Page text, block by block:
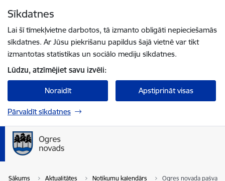
Sīkdatnes
Lai šī tīmekļvietne darbotos, tā izmanto obligāti nepieciešamās
sīkdatnes. Ar Jūsu piekrišanu papildus šajā vietnē var tikt
izmantotas statistikas un sociālo mediju sīkdatnes.
Lūdzu, atzīmējiet savu izvēli:
Noraidīt Apstiprināt visas
Pārvaldīt sīkdatnes
Sākums Aktualitātes Notikumu kalendārs Ogres novada